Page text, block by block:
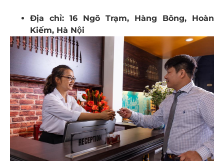
Địa chỉ: 16 Ngõ Trạm, Hàng Bông, Hoàn
Kiếm, Hà Nội